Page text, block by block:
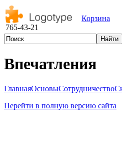
765-43-21
Корзина
Впечатления
ГлавнаяОсновыСотрудничество
Перейти в полную версию сайта